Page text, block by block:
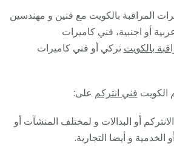
المراقبة بالكويت مع فنين و مهندسين
أو اجنبية، فني كاميرات
بالكويت تركي أو فني كاميرات
الكويت فني انتركم على:
أو البدالات و لمختلف المنشآت أو
الخدمية و أيضا التجارية.